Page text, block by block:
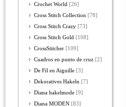
Crochet World [26]
Cross Stitch Collection [78]
Cross Stitch Crazy [73]
Cross Stitch Gold [108]
CrossStitcher [109]
Cuadros en punto de cruz [2]
De Fil en Aiguille [3]
Dekoratives Hakeln [7]
Diana hakelmode [9]
Diana MODEN [83]